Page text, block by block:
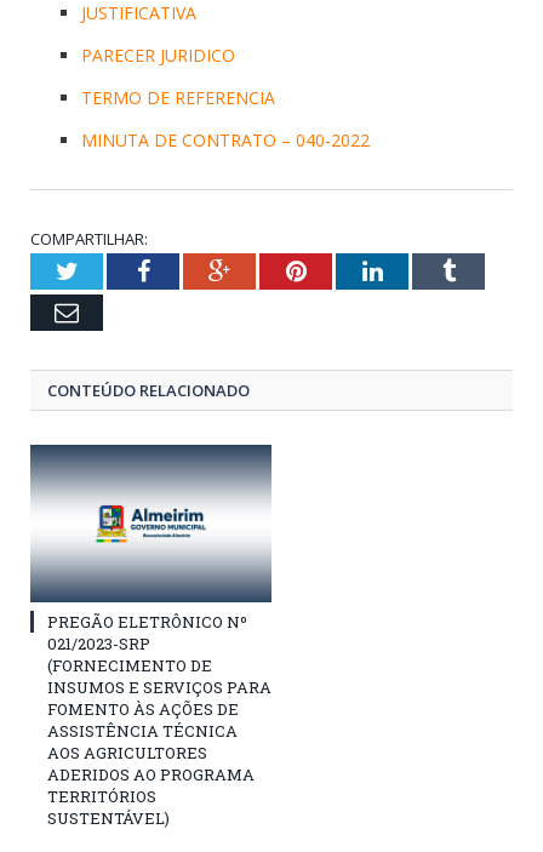
JUSTIFICATIVA
PARECER JURIDICO
TERMO DE REFERENCIA
MINUTA DE CONTRATO – 040-2022
COMPARTILHAR:
TwitterFacebookGoogle+PinterestLinkedInTumblr
Email
CONTEÚDO RELACIONADO
PREGÃO ELETRÔNICO Nº
021/2023-SRP
(FORNECIMENTO DE
INSUMOS E SERVIÇOS PARA
FOMENTO ÀS AÇÕES DE
ASSISTÊNCIA TÉCNICA
AOS AGRICULTORES
ADERIDOS AO PROGRAMA
TERRITÓRIOS
SUSTENTÁVEL)